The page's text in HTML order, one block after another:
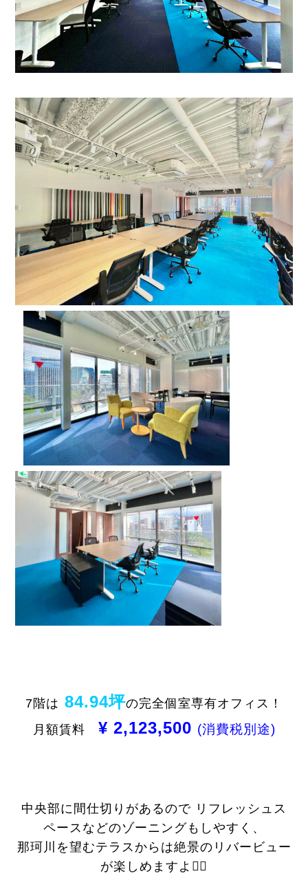
7階は 84.94坪の完全個室専有オフィス！
月額賃料 ¥ 2,123,500 (消費税別途)
中央部に間仕切りがあるので リフレッシュス
ペースなどのゾーニングもしやすく、
那珂川を望むテラスからは絶景のリバービュー
が楽しめますよ🚣‍♀️